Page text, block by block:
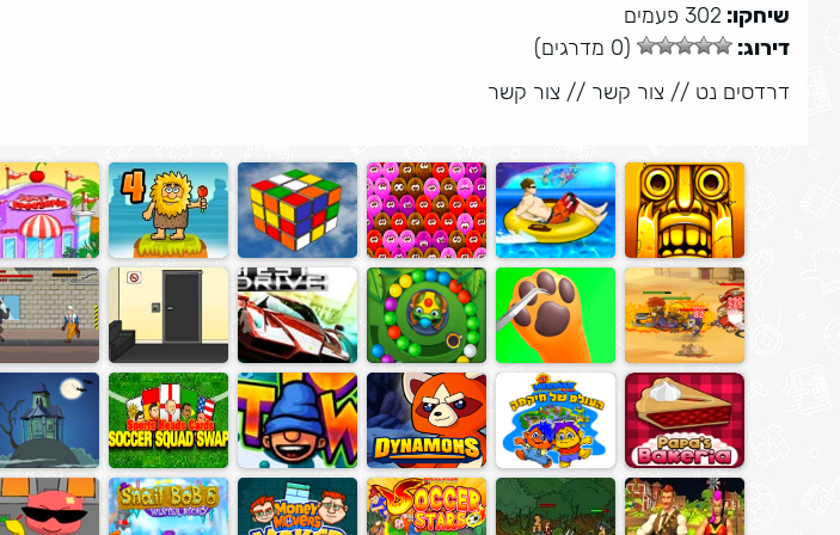
שיחקו: 302 פעמים
דירוג:
(0 מדרגים)
דרדסים נט // צור קשר // צור קשר